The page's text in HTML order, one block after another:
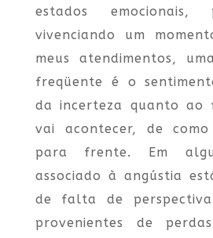
estados emocionais,
vivenciando um
meus atendimentos,
freqüente é o
da incerteza quanto ao
vai acontecer, de
para frente. Em
associado à angústia
de falta de
provenientes de